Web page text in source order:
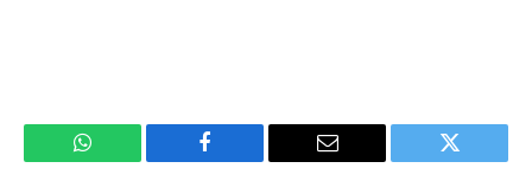
WhatsApp Facebook Email Twitter